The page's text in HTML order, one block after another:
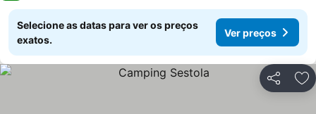
Selecione as datas para ver os preços
exatos.
Ver preços
Partilhar